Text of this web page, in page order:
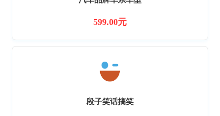
599.00元
段子笑话搞笑